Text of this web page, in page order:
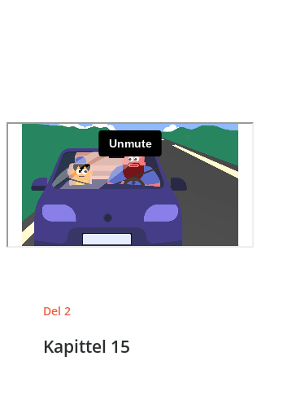
Del 2
Kapittel 15